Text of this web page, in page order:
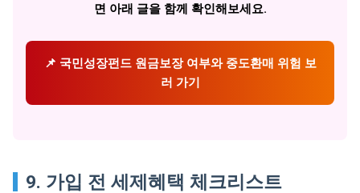
면 아래 글을 함께 확인해보세요.
📌 국민성장펀드 원금보장 여부와 중도환매 위험 보
러 가기
9. 가입 전 세제혜택 체크리스트